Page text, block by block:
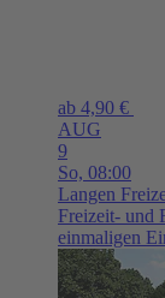
ab 4,90 €
AUG
9
So, 08:00
Langen
Freizeit- und
einmaligen